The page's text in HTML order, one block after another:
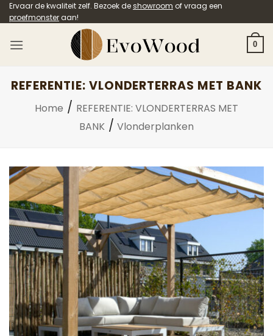
Ga
naar
inhoud
Ervaar de kwaliteit zelf. Bezoek deshowroom of vraag een
proefmonster aan!
0
REFERENTIE: VLONDERTERRAS MET BANK
Home / REFERENTIE: VLONDERTERRAS MET
BANK / Vlonderplanken